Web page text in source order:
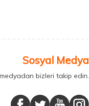
Sosyal Medya
bizleri takip edin.